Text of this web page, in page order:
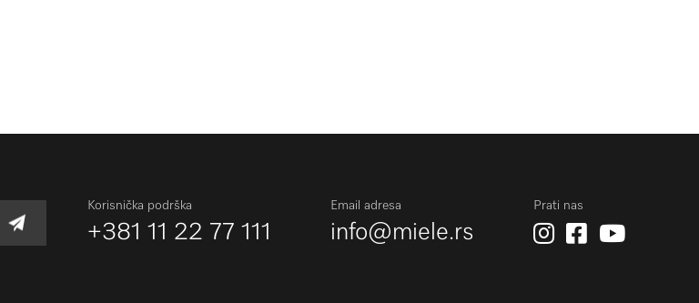
Korisnička podrška
+381 11 22 77 111
Email adresa
info@miele.rs
Prati nas